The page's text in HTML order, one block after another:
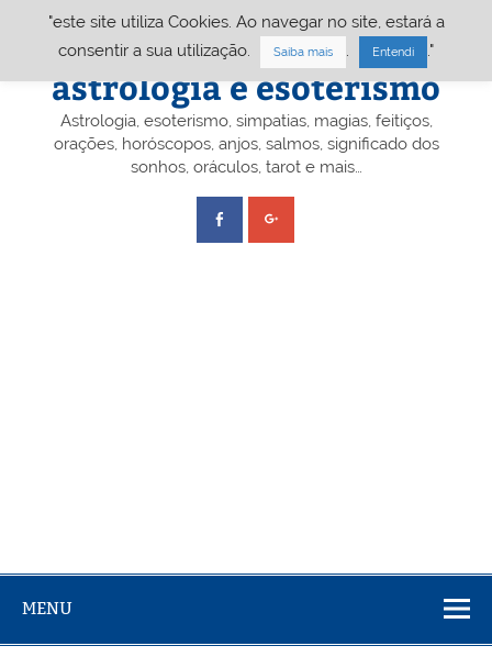
Portal A&E – Portal
astrologia e esoterismo
Astrologia, esoterismo, simpatias, magias, feitiços,
orações, horóscopos, anjos, salmos, significado dos
sonhos, oráculos, tarot e mais…
MENU
"este site utiliza Cookies. Ao navegar no site, estará a
consentir a sua utilização.
Saiba mais Entendi ."